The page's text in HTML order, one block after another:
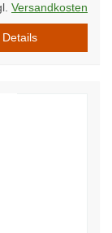
Versandkosten